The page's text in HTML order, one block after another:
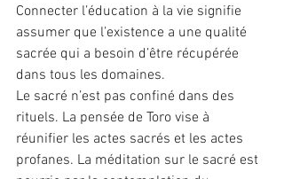
Connecter l’éducation à la vie signifie
assumer que l’existence a une qualité
sacrée qui a besoin d’être récupérée
dans tous les domaines.
Le sacré n’est pas confiné dans des
rituels. La pensée de Toro vise à
réunifier les actes sacrés et les actes
profanes. La méditation sur le sacré est